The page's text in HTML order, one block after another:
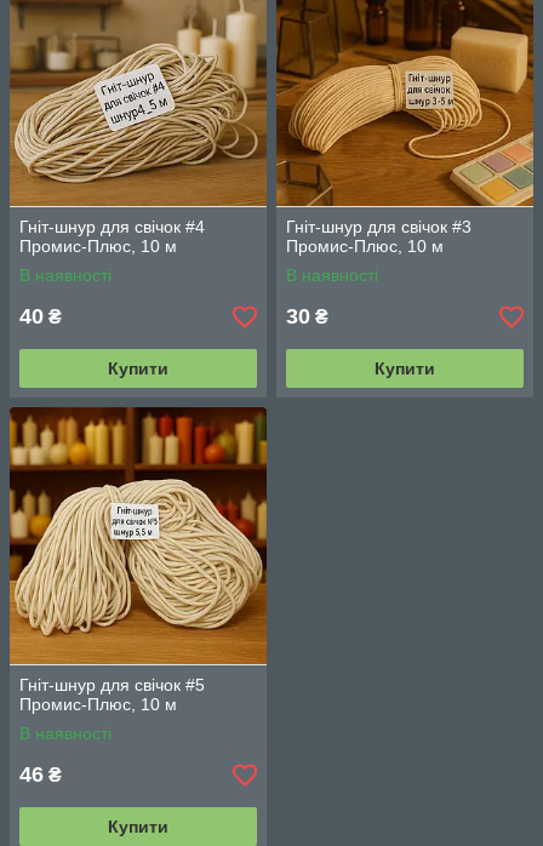
Гніт-шнур для свічок #4
Промис-Плюс, 10 м
В наявності
40 ₴
Купити
Гніт-шнур для свічок #3
Промис-Плюс, 10 м
В наявності
30 ₴
Купити
Гніт-шнур для свічок #5
Промис-Плюс, 10 м
В наявності
46 ₴
Купити